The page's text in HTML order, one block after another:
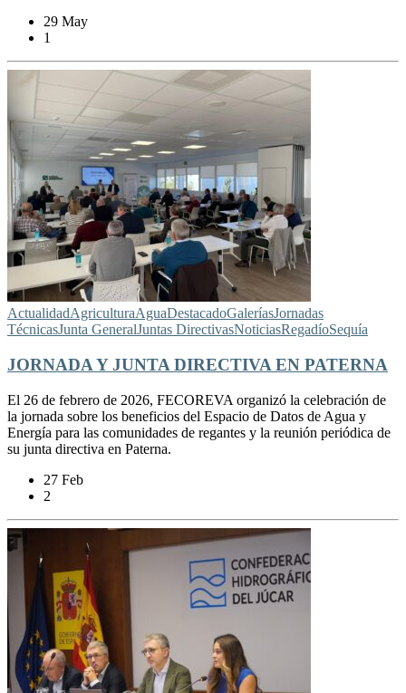
29 May
1
ActualidadAgriculturaAguaDestacadoGaleríasJornadas
TécnicasJunta GeneralJuntas DirectivasNoticiasRegadíoSequía
JORNADA Y JUNTA DIRECTIVA EN PATERNA
El 26 de febrero de 2026, FECOREVA organizó la celebración de
la jornada sobre los beneficios del Espacio de Datos de Agua y
Energía para las comunidades de regantes y la reunión periódica de
su junta directiva en Paterna.
27 Feb
2